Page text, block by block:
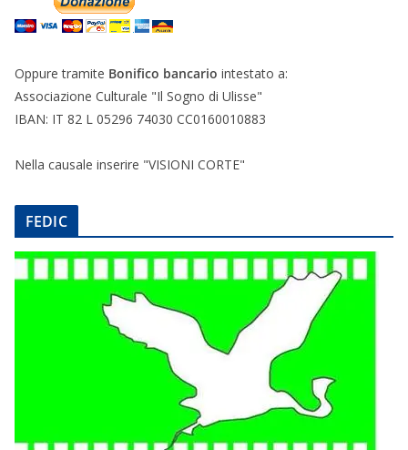
Oppure tramite Bonifico bancario intestato a:
Associazione Culturale "Il Sogno di Ulisse"
IBAN: IT 82 L 05296 74030 CC0160010883
Nella causale inserire "VISIONI CORTE"
FEDIC